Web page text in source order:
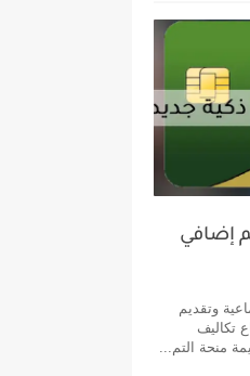
إضافي
وتقديم
تكاليف
منحة التم...